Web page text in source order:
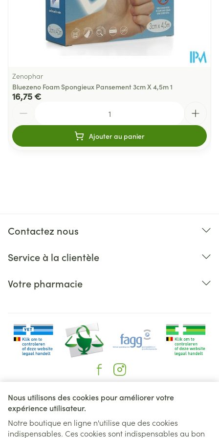
Nous utilisons des cookies pour améliorer votre
expérience utilisateur.
Notre boutique en ligne n'utilise que des cookies
indispensables. Ces cookies sont indispensables au bon
Zenophar
Bluezeno Foam Spongieux Pansement 3cm X 4,5m 1
16,75 €
Ajouter au panier
Contactez nous
Service à la clientèle
Votre pharmacie
Liens légaux